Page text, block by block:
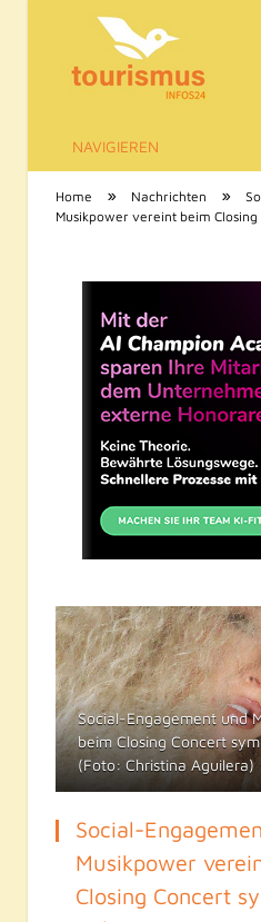
NAVIGIEREN
Home » Nachrichten »
Musikpower vereint beim
Social-Engagement und
beim Closing Concert
(Foto: Christina Aguilera)
Social-
Musikpower
Closing Concert